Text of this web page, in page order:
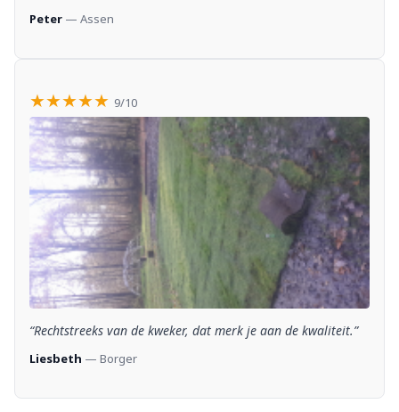
Peter — Assen
★★★★★ 9/10
“Rechtstreeks van de kweker, dat merk je aan de kwaliteit.”
Liesbeth — Borger